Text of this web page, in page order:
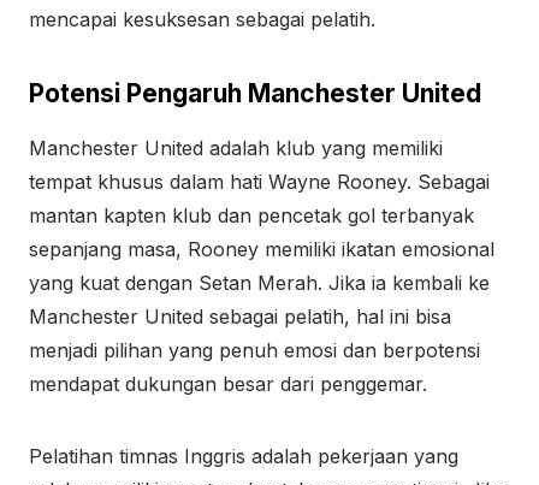
mencapai kesuksesan sebagai pelatih.
Potensi Pengaruh Manchester United
Manchester United adalah klub yang memiliki
tempat khusus dalam hati Wayne Rooney. Sebagai
mantan kapten klub dan pencetak gol terbanyak
sepanjang masa, Rooney memiliki ikatan emosional
yang kuat dengan Setan Merah. Jika ia kembali ke
Manchester United sebagai pelatih, hal ini bisa
menjadi pilihan yang penuh emosi dan berpotensi
mendapat dukungan besar dari penggemar.
Pelatihan timnas Inggris adalah pekerjaan yang